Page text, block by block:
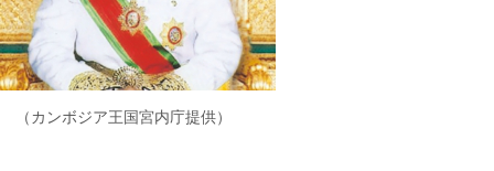
（カンボジア王国宮内庁提供）